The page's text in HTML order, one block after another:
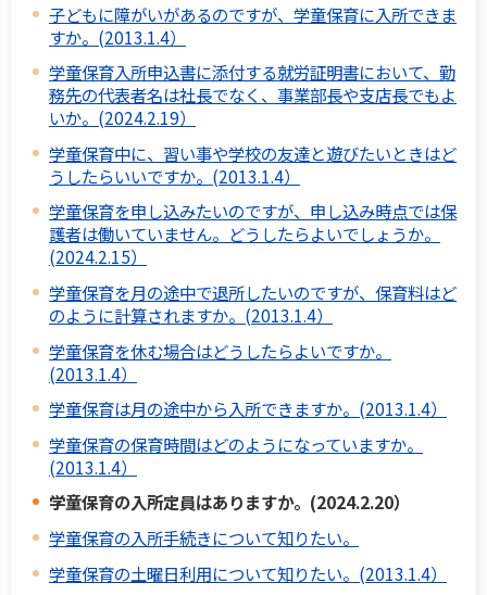
子どもに障がいがあるのですが、学童保育に入所できま
すか。(2013.1.4）
学童保育入所申込書に添付する就労証明書において、勤
務先の代表者名は社長でなく、事業部長や支店長でもよ
いか。(2024.2.19）
学童保育中に、習い事や学校の友達と遊びたいときはど
うしたらいいですか。(2013.1.4）
学童保育を申し込みたいのですが、申し込み時点では保
護者は働いていません。どうしたらよいでしょうか。
(2024.2.15）
学童保育を月の途中で退所したいのですが、保育料はど
のように計算されますか。(2013.1.4）
学童保育を休む場合はどうしたらよいですか。
(2013.1.4）
学童保育は月の途中から入所できますか。(2013.1.4）
学童保育の保育時間はどのようになっていますか。
(2013.1.4）
学童保育の入所定員はありますか。(2024.2.20）
学童保育の入所手続きについて知りたい。
学童保育の土曜日利用について知りたい。(2013.1.4）